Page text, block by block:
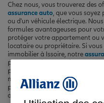
Chez nous, vous trouverez des
assurance auto, que vous
ou d'un véhicule électrique.
formules avantageuses pour
protéger votre appartement ou
locataire ou propriétaire. Si
immobilier à Issoire, notre
permettra de concrétiser votre
pour prendre soin de votre santé
mettons à votre disposition des
performantes, avec de
attentes.